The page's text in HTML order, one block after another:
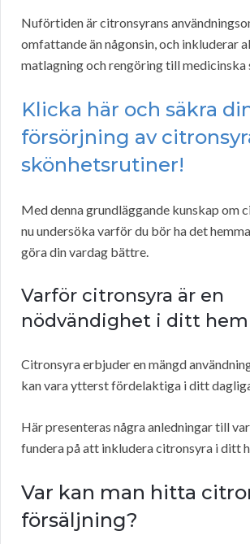
Nuförtiden är citronsyrans
omfattande än någonsin, och inkluderar
matlagning och rengöring till medicinska
Klicka här och säkra
försörjning av
skönhetsrutiner!
Med denna grundläggande kunskap om
nu undersöka varför du bör ha det
göra din vardag bättre.
Varför citronsyra är en
nödvändighet i ditt hem
Citronsyra erbjuder en mängd
kan vara ytterst fördelaktiga i ditt
Här presenteras några anledningar till
fundera på att inkludera citronsyra i ditt
Var kan man hitta
försäljning?